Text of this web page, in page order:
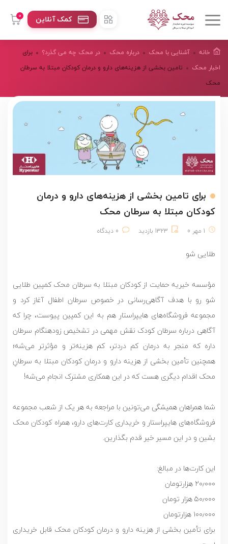
0 کمک آنلاین
خانه آشنایی با محک درباره محک
در محک چه می گذرد؟
اخبار محک
برای
تامین بخشی از هزینه‌های دارو و درمان کودکان مبتلا به سرطان
محک
برای تامین بخشی از هزینه‌های دارو و درمان
کودکان مبتلا به سرطان محک
1 مهر 0 1323 بازدید 0 دیدگاه
طلایی شو
مؤسسه خیریه حمایت از کودکان مبتلا به سرطان محک کمپین طلایی
شو رو با هدف آگاهی‌رسانی در خصوص سرطان اطفال آغاز کرد و
مجموعه فروشگاه‌های هایپراستار هم به این کمپین پیوست، چرا که
آگاهی درباره سرطان کودک نقش مهمی در تشخیص زودهنگام سرطان
داره که منجر به درمان کم دردتر، کم هزینه‌تر و مؤثرتر می‌شه؛
همچنین تأمین بخشی از هزینه دارو و درمان کودکان مبتلا به سرطانِ
محک اقدام دیگری هست که در این همکاری مشترک انجام می‌شه!
شما همراهان همیشگی می‌تونین با مراجعه به هر یک از شعب مجموعه
فروشگاه‌های هایپراستار و خریداری کارت‌های دارو، همراه کودکان محک
بشین و در این مسیر خیر قدم بگذارین.
این کارت‌ها در مبالغ:
۲۰٫۰۰۰ هزارتومان
۵۰٫۰۰۰ هزار تومان
۱۰۰٫۰۰۰ هزارتومان
برای تأمین بخشی از هزینه دارو و درمان کودکان محک قابل خریداری